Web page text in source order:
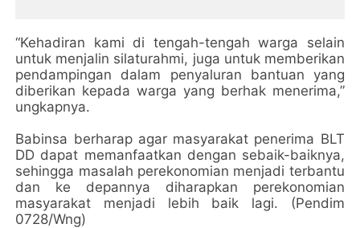
“Kehadiran kami di tengah-tengah warga selain
untuk menjalin silaturahmi, juga untuk memberikan
pendampingan dalam penyaluran bantuan yang
diberikan kepada warga yang berhak menerima,”
ungkapnya.
Babinsa berharap agar masyarakat penerima BLT
DD dapat memanfaatkan dengan sebaik-baiknya,
sehingga masalah perekonomian menjadi terbantu
dan ke depannya diharapkan perekonomian
masyarakat menjadi lebih baik lagi. (Pendim
0728/Wng)